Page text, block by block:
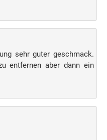
sehr guter geschmack.
entfernen aber dann ein